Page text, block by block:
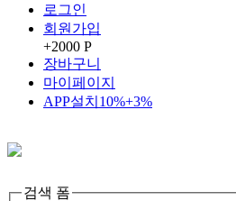
로그인
회원가입
+2000 P
장바구니
마이페이지
APP설치 10%+3%
검색 폼